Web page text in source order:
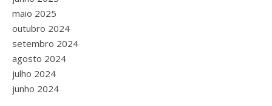
maio 2025
outubro 2024
setembro 2024
agosto 2024
julho 2024
junho 2024